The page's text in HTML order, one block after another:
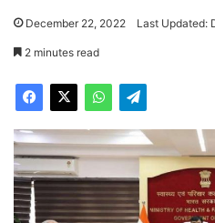
December 22, 2022 Last Updated:
2 minutes read